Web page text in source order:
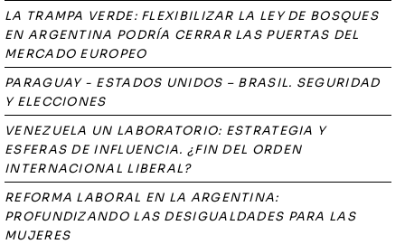
LA TRAMPA VERDE: FLEXIBILIZAR LA LEY DE BOSQUES
EN ARGENTINA PODRÍA CERRAR LAS PUERTAS DEL
MERCADO EUROPEO
PARAGUAY - ESTADOS UNIDOS – BRASIL. SEGURIDAD
Y ELECCIONES
VENEZUELA UN LABORATORIO: ESTRATEGIA Y
ESFERAS DE INFLUENCIA. ¿FIN DEL ORDEN
INTERNACIONAL LIBERAL?
REFORMA LABORAL EN LA ARGENTINA:
PROFUNDIZANDO LAS DESIGUALDADES PARA LAS
MUJERES